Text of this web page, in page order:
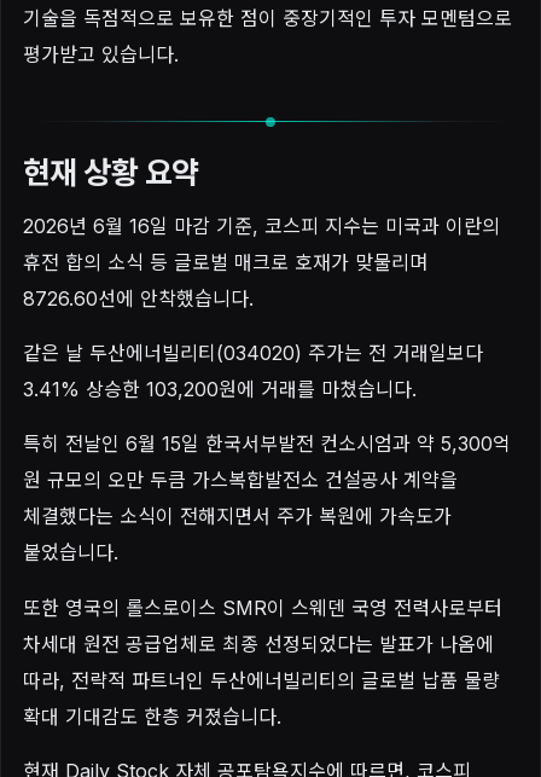
기술을 독점적으로 보유한 점이 중장기적인 투자 모멘텀으로
평가받고 있습니다.
현재 상황 요약
2026년 6월 16일 마감 기준, 코스피 지수는 미국과 이란의
휴전 합의 소식 등 글로벌 매크로 호재가 맞물리며
8726.60선에 안착했습니다.
같은 날 두산에너빌리티(034020) 주가는 전 거래일보다
3.41% 상승한 103,200원에 거래를 마쳤습니다.
특히 전날인 6월 15일 한국서부발전 컨소시엄과 약 5,300억
원 규모의 오만 두큼 가스복합발전소 건설공사 계약을
체결했다는 소식이 전해지면서 주가 복원에 가속도가
붙었습니다.
또한 영국의 롤스로이스 SMR이 스웨덴 국영 전력사로부터
차세대 원전 공급업체로 최종 선정되었다는 발표가 나옴에
따라, 전략적 파트너인 두산에너빌리티의 글로벌 납품 물량
확대 기대감도 한층 커졌습니다.
현재 Daily Stock 자체 공포탐욕지수에 따르면, 코스피